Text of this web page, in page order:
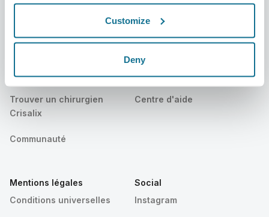
Customize
Deny
Accueil des patients
Trouver un chirurgien
Crisalix
Communauté
Assistance
Nous contacter
Centre d'aide
Mentions légales
Conditions universelles
Social
Instagram